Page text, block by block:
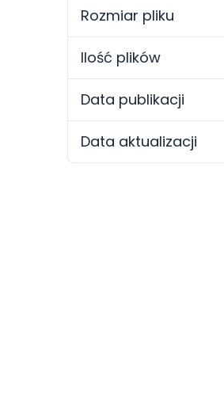
Rozmiar pliku
Ilość plików
Data publikacji
Data aktualizacji